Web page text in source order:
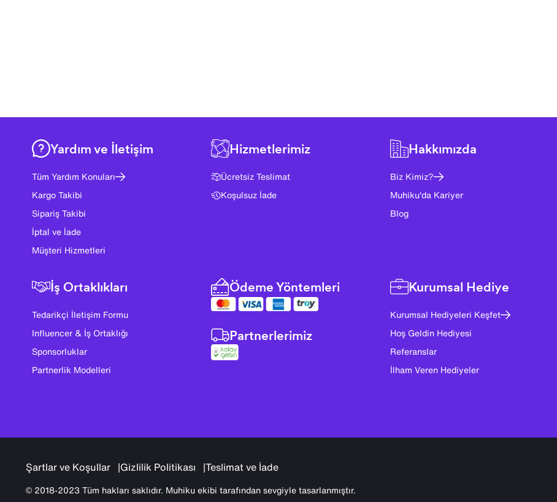
Yardım ve İletişim
Tüm Yardım Konuları
Kargo Takibi
Sipariş Takibi
İptal ve İade
Müşteri Hizmetleri
İş Ortaklıkları
Tedarikçi İletişim Formu
Influencer & İş Ortaklığı
Sponsorluklar
Partnerlik Modelleri
Hizmetlerimiz
Ücretsiz Teslimat
Koşulsuz İade
Ödeme Yöntemleri
Partnerlerimiz
Hakkımızda
Biz Kimiz?
Muhiku'da Kariyer
Blog
Kurumsal Hediye
Kurumsal Hediyeleri Keşfet
Hoş Geldin Hediyesi
Referanslar
İlham Veren Hediyeler
Şartlar ve Koşullar Gizlilik Politikası Teslimat ve İade
© 2018-2023 Tüm hakları saklıdır. Muhiku ekibi tarafından sevgiyle tasarlanmıştır.